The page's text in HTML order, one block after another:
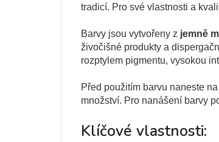
tradicí. Pro své vlastnosti a
Barvy jsou vytvořeny z jemně
živočišné produkty a
rozptylem pigmentu, vysokou
Před použitím barvu naneste
množství. Pro nanášení barvy
Klíčové vlastnosti: